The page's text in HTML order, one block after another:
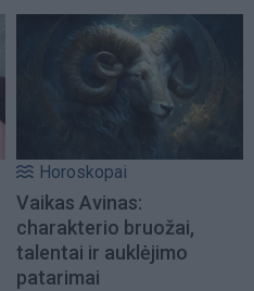
Horoskopai
Vaikas Avinas:
charakterio bruožai,
talentai ir auklėjimo
patarimai